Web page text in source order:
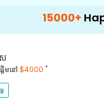
Happy
ើមនៅ $4000 *